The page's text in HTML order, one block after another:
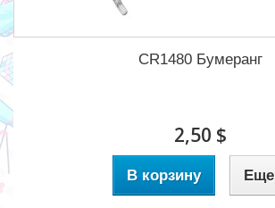
CR1480 Бумеранг
2,50 $
В корзину Еще